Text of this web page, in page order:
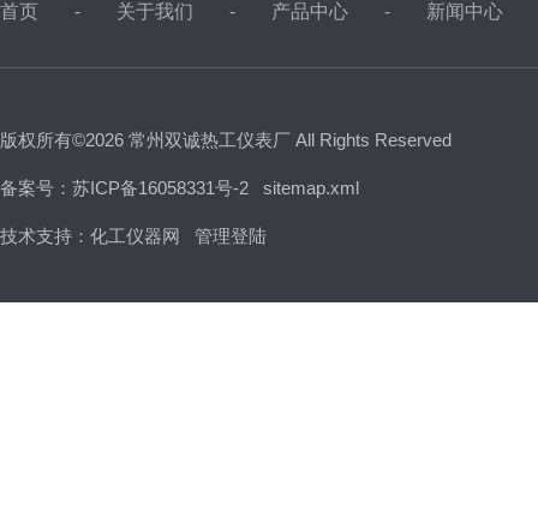
首页 关于我们 产品中心 新闻中心
版权所有©2026 常州双诚热工仪表厂 All Rights Reserved
备案号：苏ICP备16058331号-2 sitemap.xml
技术支持： 化工仪器网 管理登陆